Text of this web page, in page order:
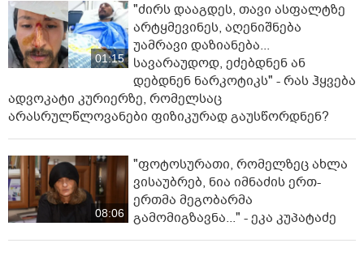
01:15
"ძირს დააგდეს, თავი ასფალტზე
არტყმევინეს, აღენიშნება
უამრავი დაზიანება...
სავარაუდოდ, ეძებდნენ ან
დებდნენ ნარკოტიკს" - რას ჰყვება
ადვოკატი კურიერზე, რომელსაც
არასრულწლოვანები ფიზიკურად გაუსწორდნენ?
08:06
"ფოტოსურათი, რომელზეც ახლა
ვისაუბრებ, ნია იმნაძის ერთ-
ერთმა მეგობარმა
გამომიგზავნა..." - ეკა კუპატაძე